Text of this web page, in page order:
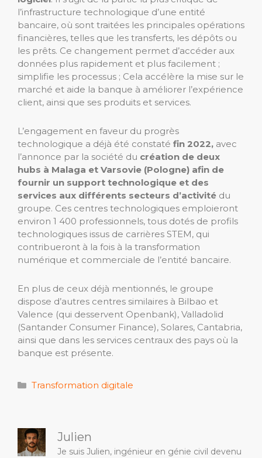
l’infrastructure technologique d’une entité
bancaire, où sont traitées les principales opérations
financières, telles que les transferts, les dépôts ou
les prêts. Ce changement permet d’accéder aux
données plus rapidement et plus facilement ;
simplifie les processus ; Cela accélère la mise sur le
marché et aide la banque à améliorer l’expérience
client, ainsi que ses produits et services.
L’engagement en faveur du progrès
technologique a déjà été constaté fin 2022, avec
l’annonce par la société du création de deux
hubs à Malaga et Varsovie (Pologne) afin de
fournir un support technologique et des
services aux différents secteurs d’activité du
groupe. Ces centres technologiques emploieront
environ 1 400 professionnels, tous dotés de profils
technologiques issus de carrières STEM, qui
contribueront à la fois à la transformation
numérique et commerciale de l’entité bancaire.
En plus de ceux déjà mentionnés, le groupe
dispose d’autres centres similaires à Bilbao et
Valence (qui desservent Openbank), Valladolid
(Santander Consumer Finance), Solares, Cantabria,
ainsi que dans les services centraux des pays où la
banque est présente.
Catégories
Transformation digitale
Julien
Je suis Julien, ingénieur en génie civil devenu